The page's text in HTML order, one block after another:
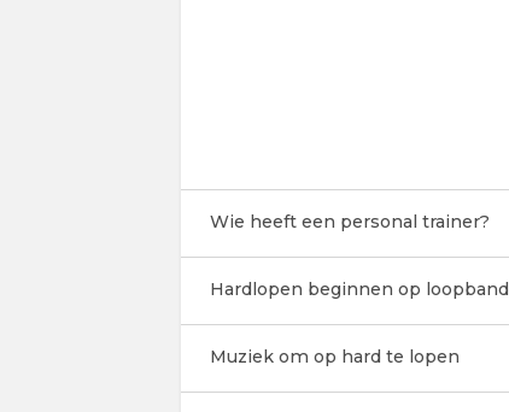
Wie heeft een personal trainer?
Hardlopen beginnen op loopband
Muziek om op hard te lopen